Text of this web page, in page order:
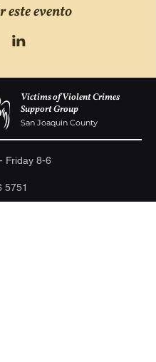
evento
Victims of Violent Crimes
Support Group
San Joaquin County
Friday 8-6
5751